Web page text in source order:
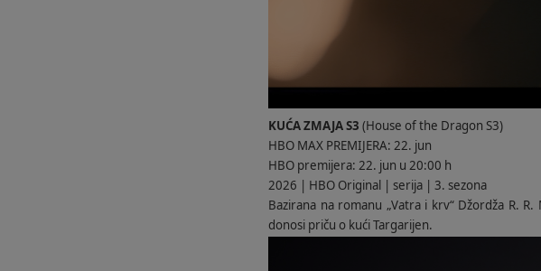
KUĆA ZMAJA S3 (House of the Dragon S3)
HBO MAX PREMIJERA: 22. jun
HBO premijera: 22. jun u 20:00 h
2026 | HBO Original | serija | 3. sezona
Bazirana na romanu „Vatra i krv“ Džordža R.
donosi priču o kući Targarijen.